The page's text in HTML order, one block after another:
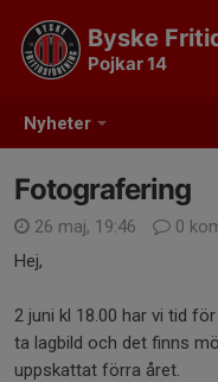
Nyheter
Byske
Pojkar 14
Fotografering
26 maj, 19:46
0
Hej,
2 juni kl 18.00 har vi tid
ta lagbild och det finns
uppskattat förra året.